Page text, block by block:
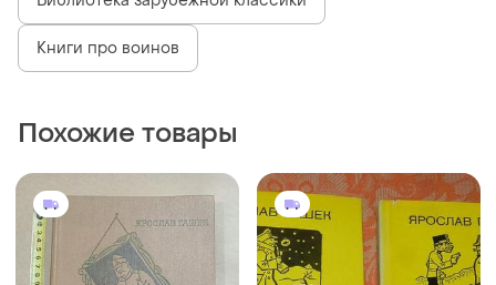
Книги про воинов
Похожие товары